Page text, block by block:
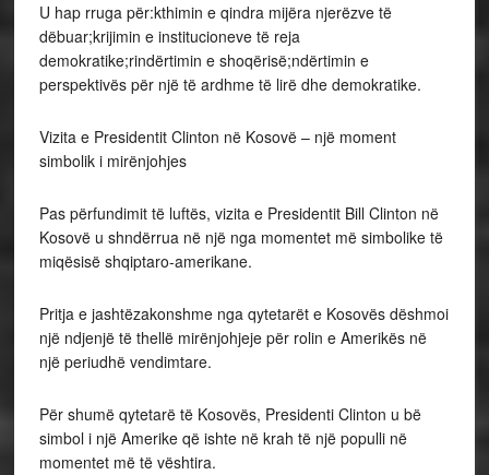
U hap rruga për:kthimin e qindra mijëra njerëzve të
dëbuar;krijimin e institucioneve të reja
demokratike;rindërtimin e shoqërisë;ndërtimin e
perspektivës për një të ardhme të lirë dhe demokratike.
Vizita e Presidentit Clinton në Kosovë – një moment
simbolik i mirënjohjes
Pas përfundimit të luftës, vizita e Presidentit Bill Clinton në
Kosovë u shndërrua në një nga momentet më simbolike të
miqësisë shqiptaro-amerikane.
Pritja e jashtëzakonshme nga qytetarët e Kosovës dëshmoi
një ndjenjë të thellë mirënjohjeje për rolin e Amerikës në
një periudhë vendimtare.
Për shumë qytetarë të Kosovës, Presidenti Clinton u bë
simbol i një Amerike që ishte në krah të një populli në
momentet më të vështira.